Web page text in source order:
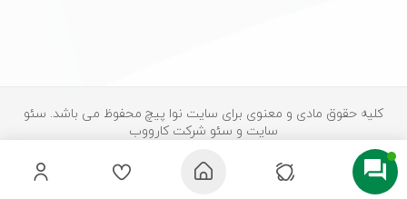
کلیه حقوق مادی و معنوی برای سایت نوا پیچ محفوظ می باشد. سئو
سایت و سئو شرکت کارووب
0